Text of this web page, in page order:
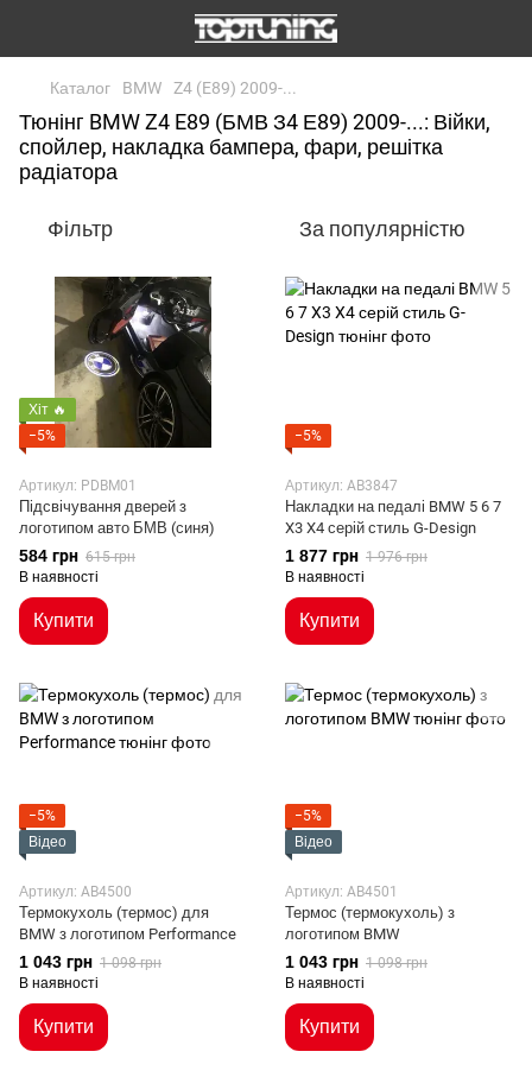
Каталог BMW Z4 (E89) 2009-...
Тюнінг BMW Z4 E89 (БМВ З4 Е89) 2009-...: Війки,
спойлер, накладка бампера, фари, решітка
радіатора
Фільтр За популярністю
Хіт 🔥
−5%
Артикул: PDBM01
Підсвічування дверей з
логотипом авто БМВ (синя)
584 грн 615 грн
В наявності
Купити
−5%
Артикул: AB3847
Накладки на педалі BMW 5 6 7
X3 X4 серій стиль G-Design
1 877 грн 1 976 грн
В наявності
Купити
−5%
Відео
Артикул: AB4500
Термокухоль (термос) для
BMW з логотипом Performance
1 043 грн 1 098 грн
В наявності
Купити
−5%
Відео
Артикул: AB4501
Термос (термокухоль) з
логотипом BMW
1 043 грн 1 098 грн
В наявності
Купити